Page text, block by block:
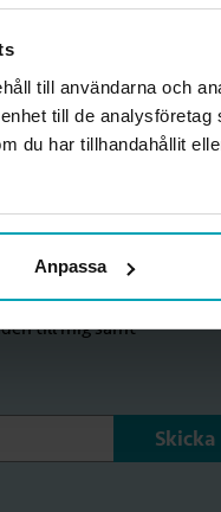
till användarna och
till de
du har tillhandahållit
Anpassa
om
till mig samt